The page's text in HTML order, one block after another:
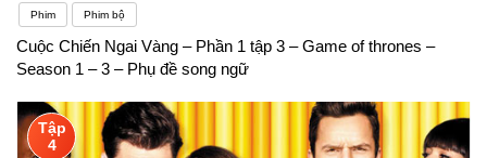
Phim Phim bộ
Cuộc Chiến Ngai Vàng – Phần 1 tập 3 – Game of thrones –
Season 1 – 3 – Phụ đề song ngữ
Tập
4